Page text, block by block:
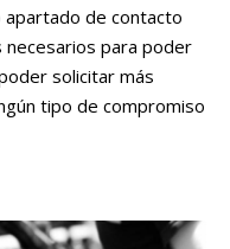
de contacto
para poder
solicitar más
tipo de compromiso